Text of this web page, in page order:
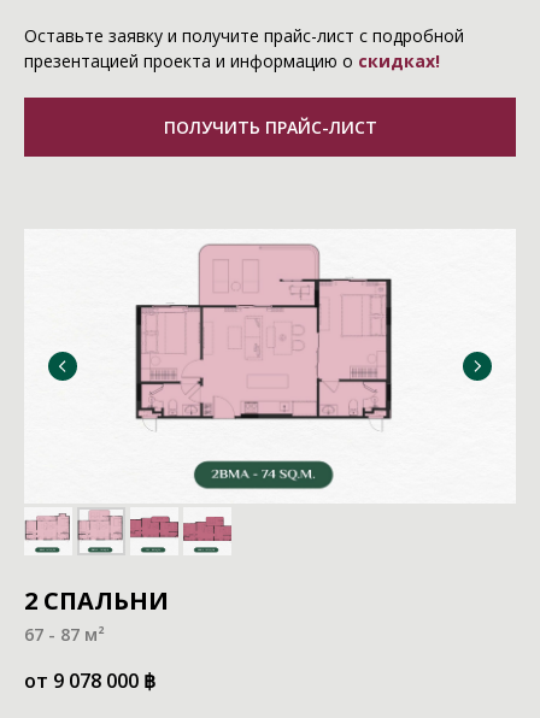
Оставьте заявку и получите прайс-лист с подробной
презентацией проекта и информацию о скидках!
ПОЛУЧИТЬ ПРАЙС-ЛИСТ
2 СПАЛЬНИ
67 - 87 м²
от 9 078 000 ฿